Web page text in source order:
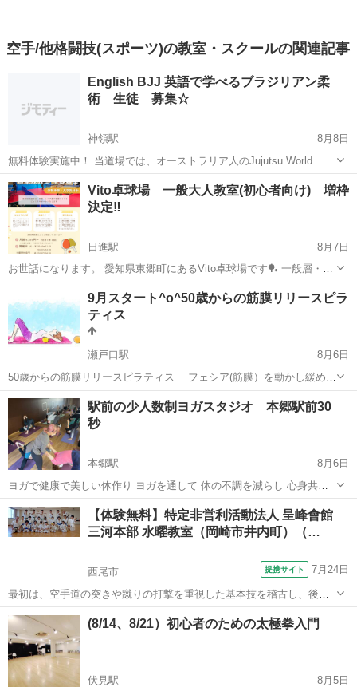
空手/他格闘技(スポーツ)の教室・スクールの関連記事
English BJJ 英語で学べるブラジリアン柔
術 生徒 募集☆
神領駅
8月8日
無料体験実施中！ 当道場では、オーストラリア人のJujutsu World
Championであるポール先生による英語でのブラジリアン柔術指導を行
っています。 柔術を習うことによって体の使い方を学び、体幹を鍛え
ること...
愛知 春日井市 神領駅 スポーツ 柔術
Vito卓球場 一般大人教室(初心者向け) 増枠
決定‼
日進駅
8月7日
お世話になります。 愛知県東郷町にあるVito卓球場です🏓 一般層・シ
ニア層を対象とした一般卓球教室(初心者向け)を開催しておりますが、
2026年9月より現在の日程に加え、火曜日・木曜日に午後の部を増枠い
たし...
愛知郡 日進駅 スポーツ 初心者
9月スタート^o^50歳からの筋膜リリースピラ
ティス
瀬戸口駅
8月6日
50歳からの筋膜リリースピラティス フェシア(筋膜）を動かし緩め呼
吸でリラックス、胸式呼吸のピラティスで全身リフトアップ” シンプル
な動きで体の歪みを整え自律神経のバランスを安定させいきます、ま
た姿勢改善やアンチエ...
愛知 瀬戸市 瀬戸口駅 その他 ビューティー
駅前の少人数制ヨガスタジオ 本郷駅前30
秒
本郷駅
8月6日
ヨガで健康で美しい体作り ヨガを通して 体の不調を減らし 心身共に
美しく 心穏やかに 日常を過ごしていく事を目指して。 ヨガが初めて
の方、身体が硬い方も大歓迎！！ 一緒に少しずつ練習...
愛知 名古屋市 本郷駅 ヨガ 手ぶら
【体験無料】特定非営利活動法人 呈峰會館
三河本部 水曜教室（岡崎市井内町）（…
西尾市 提携サイト 7月24日
最初は、空手道の突きや蹴りの打撃を重視した基本技を稽古し、後に
投げや小太刀を使って相手を制圧する組討道の技を習得していきま
す。防具を着け、突きや蹴りを受け合うので怪我をする事無く力の加
減を覚えられると同時に、少々の痛みを知る...
愛知 西尾市 空手/他格闘技
(8/14、8/21）初心者のための太極拳入門
伏見駅 8月5日